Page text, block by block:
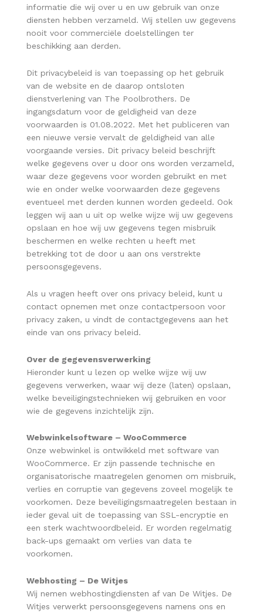
informatie die wij over u en uw gebruik van onze
diensten hebben verzameld. Wij stellen uw gegevens
nooit voor commerciële doelstellingen ter
beschikking aan derden.
Dit privacybeleid is van toepassing op het gebruik
van de website en de daarop ontsloten
dienstverlening van The Poolbrothers. De
ingangsdatum voor de geldigheid van deze
voorwaarden is 01.08.2022. Met het publiceren van
een nieuwe versie vervalt de geldigheid van alle
voorgaande versies. Dit privacy beleid beschrijft
welke gegevens over u door ons worden verzameld,
waar deze gegevens voor worden gebruikt en met
wie en onder welke voorwaarden deze gegevens
eventueel met derden kunnen worden gedeeld. Ook
leggen wij aan u uit op welke wijze wij uw gegevens
opslaan en hoe wij uw gegevens tegen misbruik
beschermen en welke rechten u heeft met
betrekking tot de door u aan ons verstrekte
persoonsgegevens.
Als u vragen heeft over ons privacy beleid, kunt u
contact opnemen met onze contactpersoon voor
privacy zaken, u vindt de contactgegevens aan het
einde van ons privacy beleid.
Over de gegevensverwerking
Hieronder kunt u lezen op welke wijze wij uw
gegevens verwerken, waar wij deze (laten) opslaan,
welke beveiligingstechnieken wij gebruiken en voor
wie de gegevens inzichtelijk zijn.
Webwinkelsoftware – WooCommerce
Onze webwinkel is ontwikkeld met software van
WooCommerce. Er zijn passende technische en
organisatorische maatregelen genomen om misbruik,
verlies en corruptie van gegevens zoveel mogelijk te
voorkomen. Deze beveiligingsmaatregelen bestaan in
ieder geval uit de toepassing van SSL-encryptie en
een sterk wachtwoordbeleid. Er worden regelmatig
back-ups gemaakt om verlies van data te
voorkomen.
Webhosting – De Witjes
Wij nemen webhostingdiensten af van De Witjes. De
Witjes verwerkt persoonsgegevens namens ons en